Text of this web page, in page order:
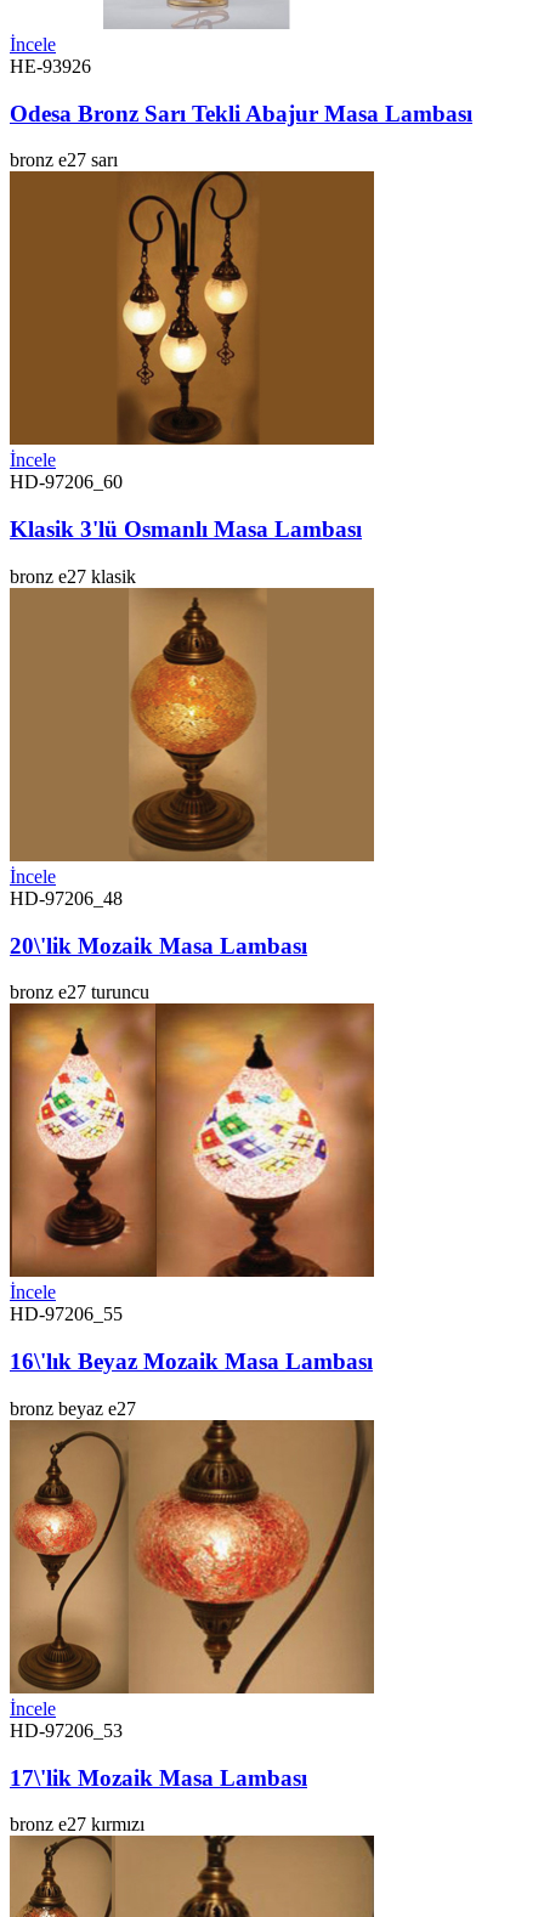
İncele
HE-93926
Odesa Bronz Sarı Tekli Abajur Masa Lambası
bronz e27 sarı
İncele
HD-97206_60
Klasik 3'lü Osmanlı Masa Lambası
bronz e27 klasik
İncele
HD-97206_48
20\'lik Mozaik Masa Lambası
bronz e27 turuncu
İncele
HD-97206_55
16\'lık Beyaz Mozaik Masa Lambası
bronz beyaz e27
İncele
HD-97206_53
17\'lik Mozaik Masa Lambası
bronz e27 kırmızı